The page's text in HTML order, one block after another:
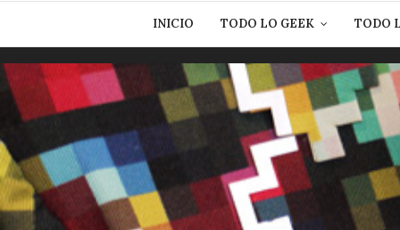
INICIO TODO LO GEEK TODO